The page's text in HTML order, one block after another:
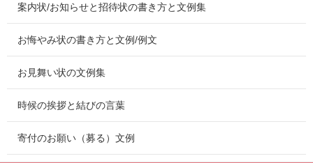
案内状/お知らせと招待状の書き方と文例集
お悔やみ状の書き方と文例/例文
お見舞い状の文例集
時候の挨拶と結びの言葉
寄付のお願い（募る）文例